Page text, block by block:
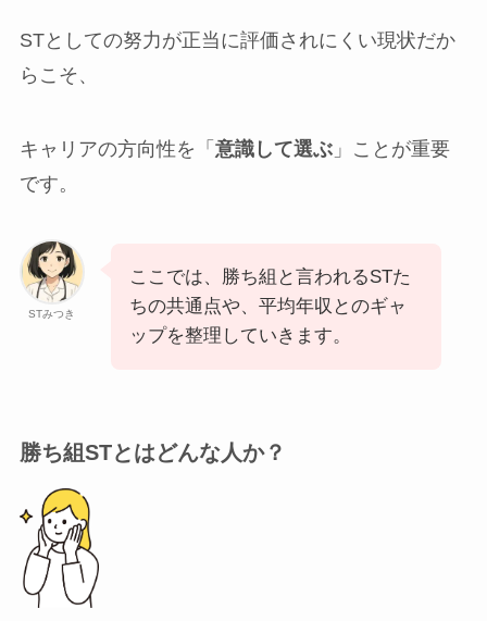
STとしての努力が正当に評価されにくい現状だか
らこそ、
キャリアの方向性を「 意識して選ぶ」ことが重要
です。
STみつき
ここでは、勝ち組と言われるSTた
ちの共通点や、平均年収とのギャ
ップを整理していきます。
勝ち組STとはどんな人か？